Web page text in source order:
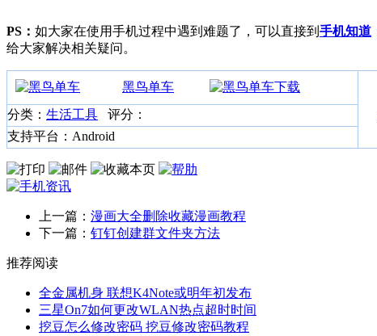
PS： 如大家在使用手机过程中遇到难题了，可以直接到 手机知道
给大家解决相关疑问。
黑鸟单车
分类： 生活工具 评分：
支持平台：Android
上一篇： 漫画大全删除收藏漫画教程
下一篇： 钉钉创建群文件夹方法
推荐阅读
全金属机身 联想K4Note或明年初发布
三星On7如何更改WLAN热点超时时间
挖豆怎么修改密码 挖豆修改密码教程